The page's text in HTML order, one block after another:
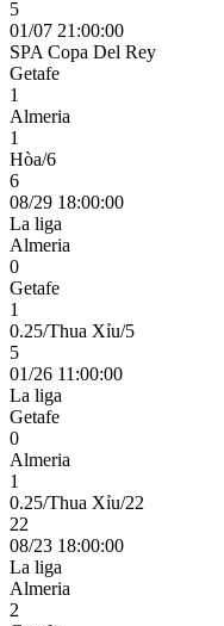
5
01/07 21:00:00
SPA Copa Del Rey
Getafe
1
Almeria
1
Hòa/6
6
08/29 18:00:00
La liga
Almeria
0
Getafe
1
0.25/Thua Xỉu/5
5
01/26 11:00:00
La liga
Getafe
0
Almeria
1
0.25/Thua Xỉu/22
22
08/23 18:00:00
La liga
Almeria
2